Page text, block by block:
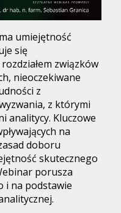
umiejętność
się
związków
nieoczekiwane
z
z którymi
analitycy. Kluczowe
na
doboru
skutecznego
porusza
i na podstawie